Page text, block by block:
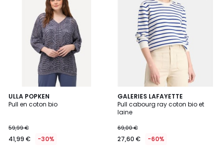
ULLA POPKEN
Pull en coton bio
59,99 €
41,99 € -30%
2
Couleurs
GALERIES LAFAYETTE
Pull cabourg ray coton bio et
laine
69,00 €
27,60 € -60%
2
Couleurs